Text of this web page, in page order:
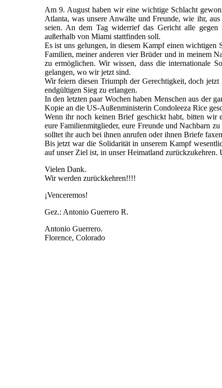
Am 9. August haben wir eine wichtige Schlacht
Atlanta, was unsere Anwälte und Freunde, wie ihr,
seien. An dem Tag widerrief das Gericht alle gegen
außerhalb von Miami stattfinden soll.
Es ist uns gelungen, in diesem Kampf einen
Familien, meiner anderen vier Brüder und in meinem
zu ermöglichen. Wir wissen, dass die internationale
gelangen, wo wir jetzt sind.
Wir feiern diesen Triumph der Gerechtigkeit, doch
endgültigen Sieg zu erlangen.
In den letzten paar Wochen haben Menschen aus der
Kopie an die US-Außenministerin Condoleeza Rice
Wenn ihr noch keinen Brief geschickt habt, bitten wir
eure Familienmitglieder, eure Freunde und Nachbarn
solltet ihr auch bei ihnen anrufen oder ihnen Briefe
Bis jetzt war die Solidarität in unserem Kampf
auf unser Ziel ist, in unser Heimatland
Vielen Dank.
Wir werden zurückkehren!!!!
¡Venceremos!
Gez.: Antonio Guerrero R.
Antonio Guerrero.
Florence, Colorado